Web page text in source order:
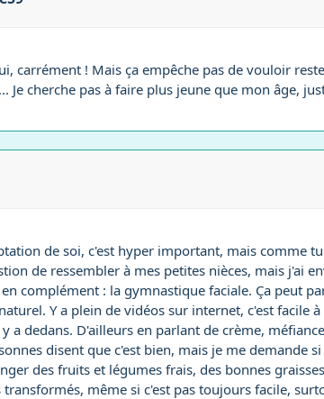
carrément ! Mais ça empêche pas de vouloir
Je cherche pas à faire plus jeune que mon âge,
de soi, c'est hyper important, mais comme
de ressembler à mes petites nièces, mais j'ai
complément : la gymnastique faciale. Ça peut
Y a plein de vidéos sur internet, c'est facile
a dedans. D'ailleurs en parlant de crème,
disent que c'est bien, mais je me demande
des fruits et légumes frais, des bonnes
même si c'est pas toujours facile,